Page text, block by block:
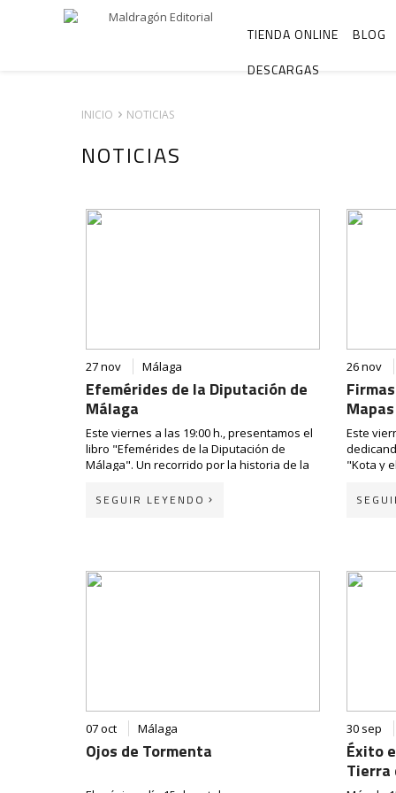
TIENDA ONLINE
BLOG
DESCARGAS
INICIO NOTICIAS
NOTICIAS
27 nov Málaga
Efemérides de la Diputación de
Málaga
Este viernes a las 19:00 h., presentamos el
libro "Efemérides de la Diputación de
Málaga". Un recorrido por la historia de la
que marcaron eventos, datos o anécdotas
Sociedad Económica de Amigos del País de
Málaga
SEGUIR LEYENDO
26 nov
Este
"Kota y
¡Te
07 oct Málaga
Ojos de Tormenta
30 sep
Éxito
Tierra